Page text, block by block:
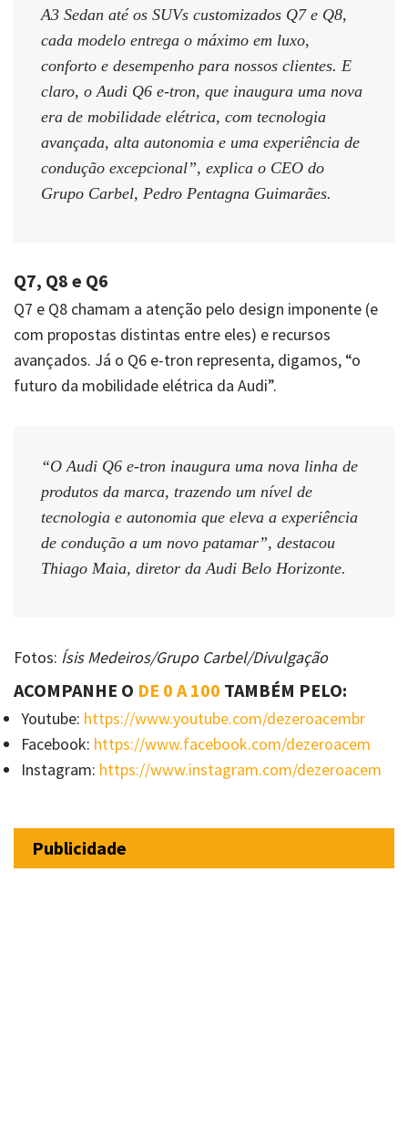
A3 Sedan até os SUVs customizados Q7 e Q8,
cada modelo entrega o máximo em luxo,
conforto e desempenho para nossos clientes. E
claro, o Audi Q6 e-tron, que inaugura uma nova
era de mobilidade elétrica, com tecnologia
avançada, alta autonomia e uma experiência de
condução excepcional”, explica o CEO do
Grupo Carbel, Pedro Pentagna Guimarães.
Q7, Q8 e Q6
Q7 e Q8 chamam a atenção pelo design imponente (e
com propostas distintas entre eles) e recursos
avançados. Já o Q6 e-tron representa, digamos, “o
futuro da mobilidade elétrica da Audi”.
“O Audi Q6 e-tron inaugura uma nova linha de
produtos da marca, trazendo um nível de
tecnologia e autonomia que eleva a experiência
de condução a um novo patamar”, destacou
Thiago Maia, diretor da Audi Belo Horizonte.
Fotos: Ísis Medeiros/Grupo Carbel/Divulgação
ACOMPANHE O DE 0 A 100 TAMBÉM PELO:
Youtube: https://www.youtube.com/dezeroacembr
Facebook: https://www.facebook.com/dezeroacem
Instagram: https://www.instagram.com/dezeroacem
Publicidade